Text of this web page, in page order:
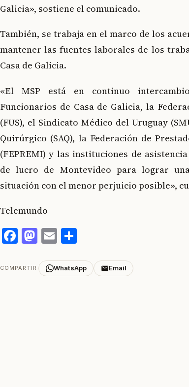
Galicia», sostiene el comunicado.
También, se trabaja en el marco de los
mantener las fuentes laborales de los
Casa de Galicia.
«El MSP está en continuo
Funcionarios de Casa de Galicia, la
(FUS), el Sindicato Médico del Uruguay
Quirúrgico (SAQ), la Federación de
(FEPREMI) y las instituciones de
de lucro de Montevideo para lograr
situación con el menor perjuicio posible»,
Telemundo
Facebook
Mastodon
Email
COMPARTIR WhatsApp Email